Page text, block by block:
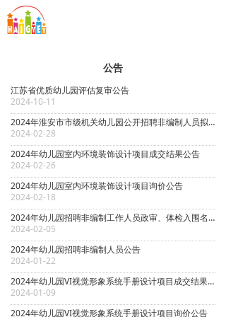
首页
生活
公告
社交媒体
公告
江苏省优质幼儿园评估复审公告
2024-10-11
2024年淮安市市级机关幼儿园公开招聘非编制人员拟聘用人员名单
2024-02-28
2024年幼儿园室内环境装饰设计项目成交结果公告
2024-02-26
2024年幼儿园室内环境装饰设计项目询价公告
2024-02-18
2024年幼儿园招聘非编制工作人员政审、体检入围名单
2024-02-05
2024年幼儿园招聘非编制人员公告
2024-01-22
2024年幼儿园VI视觉形象系统手册设计项目成交结果公告
2024-01-09
2024年幼儿园VI视觉形象系统手册设计项目询价公告